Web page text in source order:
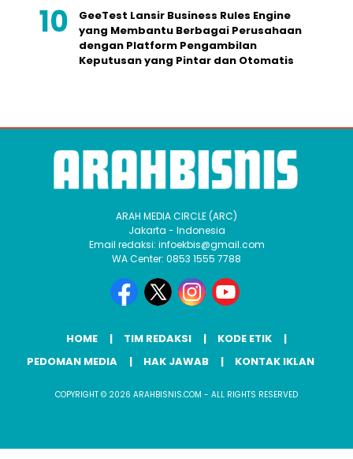
GeeTest Lansir Business Rules Engine
yang Membantu Berbagai Perusahaan
dengan Platform Pengambilan
Keputusan yang Pintar dan Otomatis
ARAH MEDIA CIRCLE (ARC)
Jakarta - Indonesia
Email redaksi: infoekbis@gmail.com
WA Center: 0853 1555 7788
HOME TIM REDAKSI
KODE ETIK
PEDOMAN MEDIA
HAK JAWAB KONTAK IKLAN
COPYRIGHT © 2026 ARAHBISNIS.COM - ALL RIGHTS RESERVED